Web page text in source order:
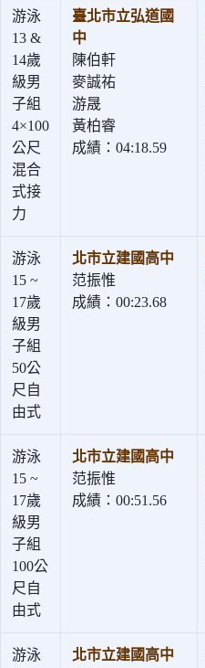
游泳
13 &
14歲
級男
子組
4×100
公尺
混合
式接
力
臺北市立弘道國
中
陳伯軒
麥誠祐
游晟
黃柏睿
成績：04:18.59
游泳
15 ~
17歲
級男
子組
50公
尺自
由式
北市立建國高中
范振惟
成績：00:23.68
游泳
15 ~
17歲
級男
子組
100公
尺自
由式
北市立建國高中
范振惟
成績：00:51.56
游泳
北市立建國高中